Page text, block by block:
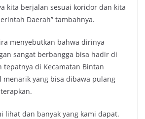
kita berjalan sesuai koridor dan kita
Daerah” tambahnya.
menyebutkan bahwa dirinya
sangat berbangga bisa hadir di
tepatnya di Kecamatan Bintan
menarik yang bisa dibawa pulang
lihat dan banyak yang kami dapat.